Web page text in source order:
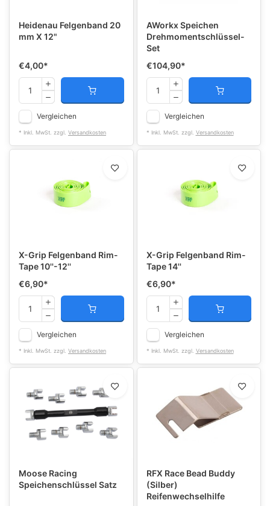
Heidenau Felgenband 20
mm X 12"
€4,00*
Vergleichen
* Inkl. MwSt. zzgl. Versandkosten
AWorkx Speichen
Drehmomentschlüssel-
Set
€104,90*
Vergleichen
* Inkl. MwSt. zzgl. Versandkosten
X-Grip Felgenband Rim-
Tape 10''-12''
€6,90*
Vergleichen
* Inkl. MwSt. zzgl. Versandkosten
X-Grip Felgenband Rim-
Tape 14''
€6,90*
Vergleichen
* Inkl. MwSt. zzgl. Versandkosten
Moose Racing
Speichenschlüssel Satz
RFX Race Bead Buddy
(Silber)
Reifenwechselhilfe